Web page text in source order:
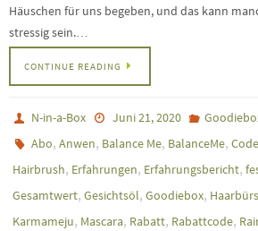
Häuschen für uns begeben, und das kann
stressig sein.…
CONTINUE READING
N-in-a-Box Juni 21, 2020
Abo,Anwen, Balance Me, BalanceMe,Code
Hairbrush, Erfahrungen, Erfahrungsbericht,
Gesamtwert, Gesichtsöl, Goodiebox,
Karmameju, Mascara, Rabatt, Rabattcode,